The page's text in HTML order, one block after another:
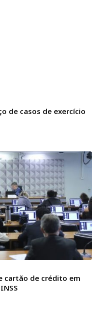
de casos de exercício
cartão de crédito em